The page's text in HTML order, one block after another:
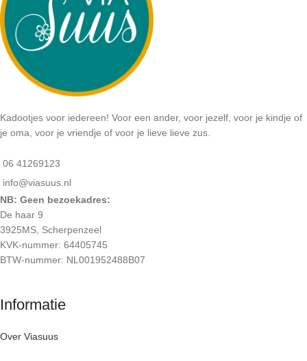
Kadootjes voor iedereen! Voor een ander, voor jezelf, voor je kindje of
je oma, voor je vriendje of voor je lieve lieve zus.
06 41269123
info@viasuus.nl
NB: Geen bezoekadres:
De haar 9
3925MS, Scherpenzeel
KVK-nummer: 64405745
BTW-nummer: NL001952488B07
Informatie
Over Viasuus